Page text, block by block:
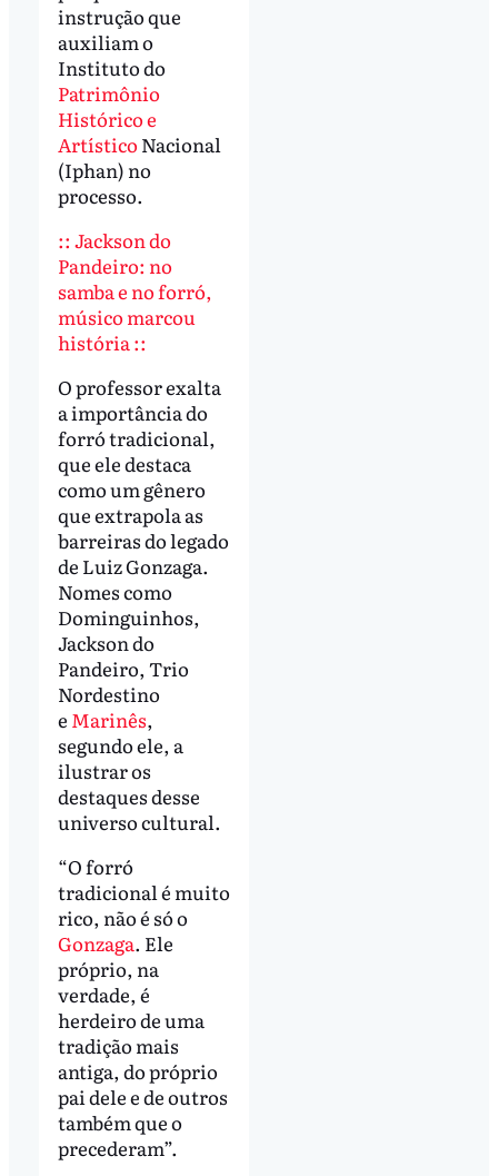
instrução que
auxiliam o
Instituto do
Patrimônio
Histórico e
Artístico Nacional
(Iphan) no
processo.
:: Jackson do
Pandeiro: no
samba e no forró,
músico marcou
história ::
O professor exalta
a importância do
forró tradicional,
que ele destaca
como um gênero
que extrapola as
barreiras do legado
de Luiz Gonzaga.
Nomes como
Dominguinhos,
Jackson do
Pandeiro, Trio
Nordestino
e Marinês,
segundo ele, a
ilustrar os
destaques desse
universo cultural.
“O forró
tradicional é muito
rico, não é só o
Gonzaga. Ele
próprio, na
verdade, é
herdeiro de uma
tradição mais
antiga, do próprio
pai dele e de outros
também que o
precederam”.